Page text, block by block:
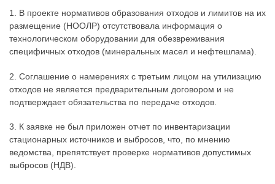
1. В проекте нормативов образования отходов и лимитов на их
размещение (НООЛР) отсутствовала информация о
технологическом оборудовании для обезвреживания
специфичных отходов (минеральных масел и нефтешлама).
2. Соглашение о намерениях с третьим лицом на утилизацию
отходов не является предварительным договором и не
подтверждает обязательства по передаче отходов.
3. К заявке не был приложен отчет по инвентаризации
стационарных источников и выбросов, что, по мнению
ведомства, препятствует проверке нормативов допустимых
выбросов (НДВ).